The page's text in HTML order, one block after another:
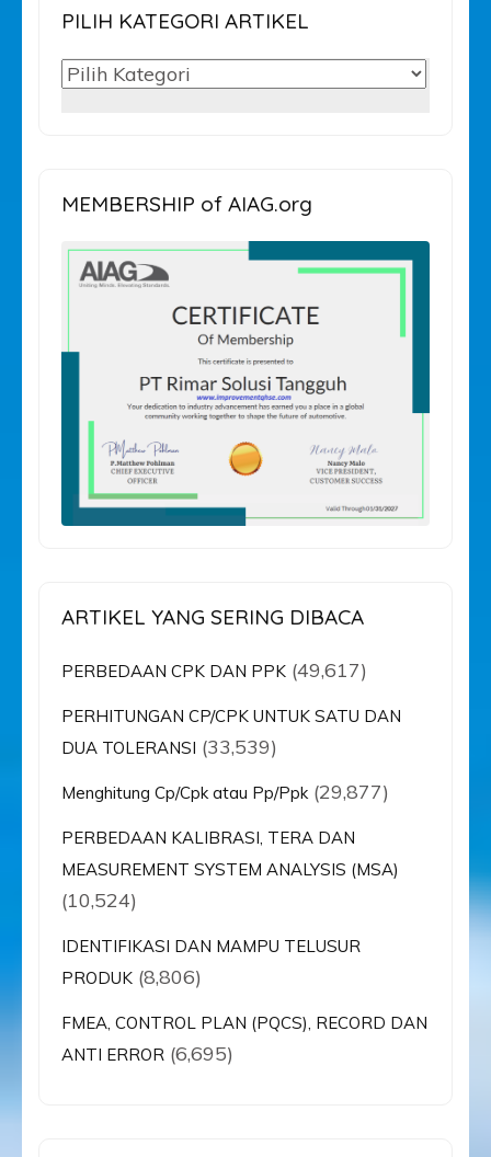
PILIH KATEGORI ARTIKEL
PILIH
MEMBERSHIP of AIAG.org
ARTIKEL YANG SERING DIBACA
PERBEDAAN CPK DAN PPK (49,617)
PERHITUNGAN CP/CPK UNTUK SATU DAN
DUA TOLERANSI (33,539)
Menghitung Cp/Cpk atau Pp/Ppk (29,877)
PERBEDAAN KALIBRASI, TERA DAN
MEASUREMENT SYSTEM ANALYSIS (MSA)
(10,524)
IDENTIFIKASI DAN MAMPU TELUSUR
PRODUK (8,806)
FMEA, CONTROL PLAN (PQCS), RECORD DAN
ANTI ERROR (6,695)